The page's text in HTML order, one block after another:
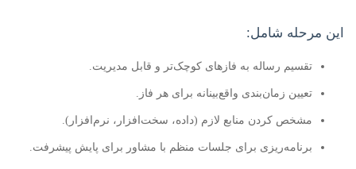
این مرحله شامل:
تقسیم رساله به فازهای کوچک‌تر و قابل مدیریت.
تعیین زمان‌بندی واقع‌بینانه برای هر فاز.
مشخص کردن منابع لازم (داده، سخت‌افزار، نرم‌افزار).
برنامه‌ریزی برای جلسات منظم با مشاور برای پایش پیشرفت.